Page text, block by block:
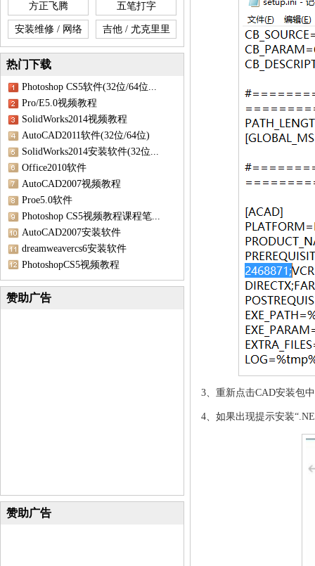
方正飞腾 五笔打字
安装维修 / 网络 吉他 / 尤克里里
热门下载
Photoshop CS5软件(32位/64位...
Pro/E5.0视频教程
SolidWorks2014视频教程
AutoCAD2011软件(32位/64位)
SolidWorks2014安装软件(32位...
Office2010软件
AutoCAD2007视频教程
Proe5.0软件
Photoshop CS5视频教程课程笔...
AutoCAD2007安装软件
dreamweavercs6安装软件
PhotoshopCS5视频教程
赞助广告
赞助广告
3、重新点击CAD安装包
4、如果出现提示安装